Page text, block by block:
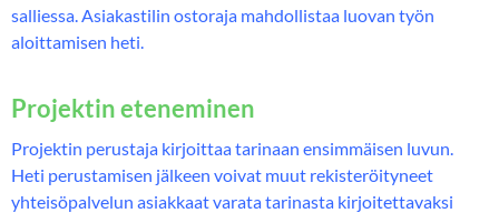
salliessa. Asiakastilin ostoraja mahdollistaa luovan työn
aloittamisen heti.
Projektin eteneminen
Projektin perustaja kirjoittaa tarinaan ensimmäisen luvun.
Heti perustamisen jälkeen voivat muut rekisteröityneet
yhteisöpalvelun asiakkaat varata tarinasta kirjoitettavaksi